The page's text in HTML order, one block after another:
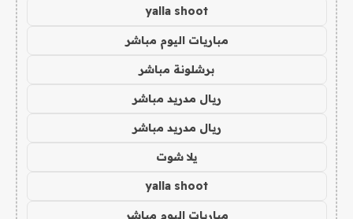
yalla shoot
مباريات اليوم مباشر
برشلونة مباشر
ريال مدريد مباشر
ريال مدريد مباشر
يلا شوت
yalla shoot
مباريات اليوم مباشر